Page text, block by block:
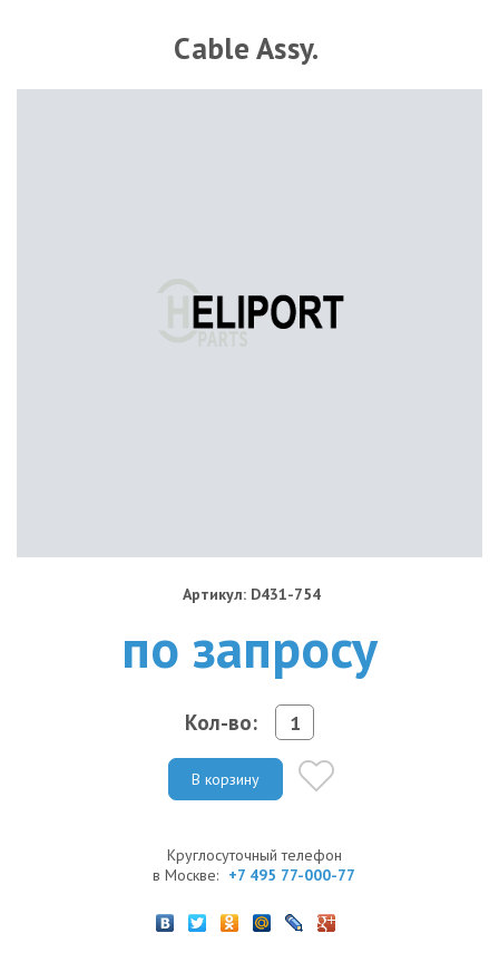
Cable Assy.
Артикул: D431-754
по запросу
Кол-во:
В корзину
Круглосуточный телефон
в Москве: +7 495 77-000-77